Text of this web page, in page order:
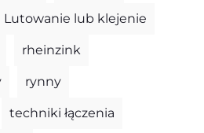
Lutowanie lub klejenie
rheinzink
rynny
techniki łączenia